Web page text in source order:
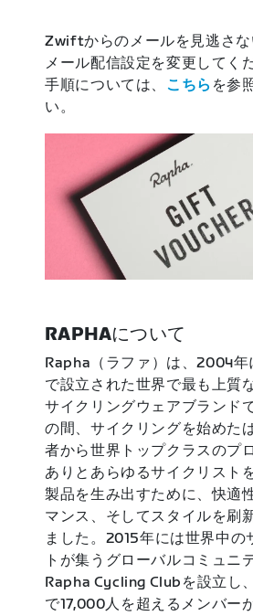
Zwiftからのメールを見逃さな
メール配信設定を変更してく
手順については、 こちら を参
い。
RAPHAについて
Rapha（ラファ）は、2004年
で設立された世界で最も上質
サイクリングウェアブランド
の間、サイクリングを始めた
者から世界トップクラスのプ
ありとあらゆるサイクリスト
製品を生み出すために、快適
マンス、そしてスタイルを刷
ました。2015年には世界中の
トが集うグローバルコミュニ
Rapha Cycling Clubを設立し
で17,000人を超えるメンバー